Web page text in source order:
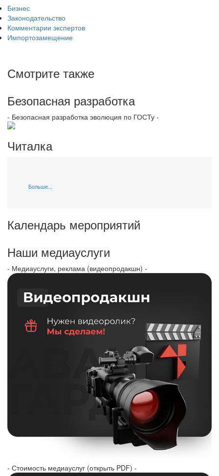
Бизнес
Законодательство
Комментарии экспертов
Импортозамещение
Смотрите также
Безопасная разработка
- Безопасная разработка эволюция по ГОСТу -
Читалка
Больше...
Календарь мероприятий
Наши медиауслуги
- Медиауслуги, реклама (видеопродакшн) -
- Стоимость медиауслуг (открыть PDF) -